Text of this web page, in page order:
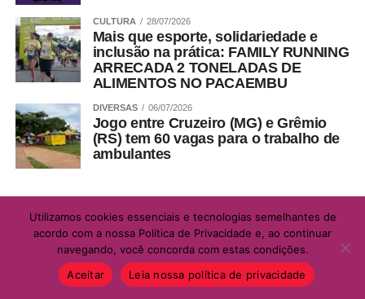
CULTURA 28/07/2026
Mais que esporte, solidariedade e
inclusão na prática: FAMILY RUNNING
ARRECADA 2 TONELADAS DE
ALIMENTOS NO PACAEMBU
DIVERSAS 06/07/2026
Jogo entre Cruzeiro (MG) e Grêmio
(RS) tem 60 vagas para o trabalho de
ambulantes
Utilizamos cookies essenciais e tecnologias semelhantes de
acordo com a nossa Política de Privacidade e, ao continuar
navegando, você concorda com estas condições.
Aceitar
Leia nossa política de privacidade